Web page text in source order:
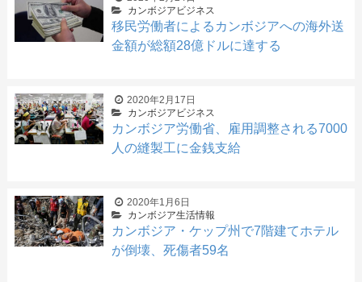
カンボジアビジネス
移民労働者によるカンボジアへの海外送
金額が総額28億ドルに達する
2020年2月17日
カンボジアビジネス
カンボジア労働省、雇用調整される7000
人の縫製工に金銭支給
2020年1月6日
カンボジア生活情報
カンボジア・ケップ州で7階建てホテル
が倒壊、死傷者59名